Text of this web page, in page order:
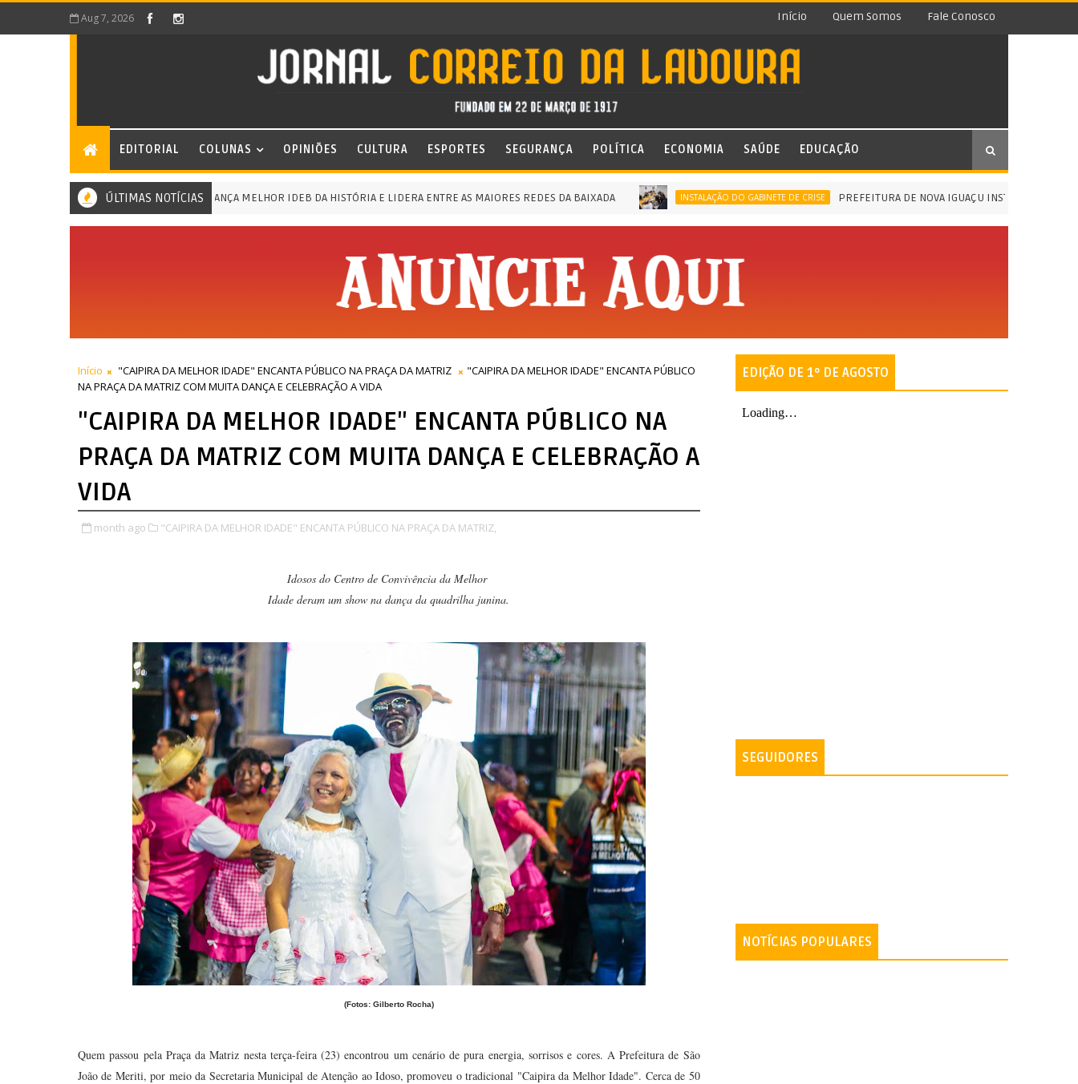
Aug 7, 2026 Início Quem Somos Fale Conosco
EDITORIAL COLUNAS OPINIÕES CULTURA ESPORTES SEGURANÇA POLÍTICA ECONOMIA SAÚDE EDUCAÇÃO
ÚLTIMAS NOTÍCIAS
EDUCAÇÃO DE MERITI ALCANÇA MELHOR IDEB DA HISTÓRIA E LIDERA ENTRE AS MAIORES REDES DA BAIXADA INSTALAÇÃO DO GABINETE DE CRISE PREFEITURA DE NOVA IGUAÇU INSTALA GABINETE DE
Início "CAIPIRA DA MELHOR IDADE" ENCANTA PÚBLICO NA PRAÇA DA MATRIZ
"CAIPIRA DA MELHOR IDADE" ENCANTA PÚBLICO
NA PRAÇA DA MATRIZ COM MUITA DANÇA E CELEBRAÇÃO A VIDA
"CAIPIRA DA MELHOR IDADE" ENCANTA PÚBLICO NA
PRAÇA DA MATRIZ COM MUITA DANÇA E CELEBRAÇÃO A
VIDA
month ago "CAIPIRA DA MELHOR IDADE" ENCANTA PÚBLICO NA PRAÇA DA MATRIZ,
Idosos do Centro de Convivência da Melhor
Idade deram um show na dança da quadrilha junina.
(Fotos: Gilberto Rocha)
Quem passou pela Praça da Matriz nesta terça-feira (23) encontrou um cenário de pura energia, sorrisos e cores. A Prefeitura de São
João de Meriti, por meio da Secretaria Municipal de Atenção ao Idoso, promoveu o tradicional "Caipira da Melhor Idade". Cerca de 50
EDIÇÃO DE 1º DE AGOSTO
SEGUIDORES
NOTÍCIAS POPULARES